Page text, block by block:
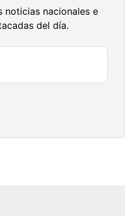
noticias nacionales e
del día.